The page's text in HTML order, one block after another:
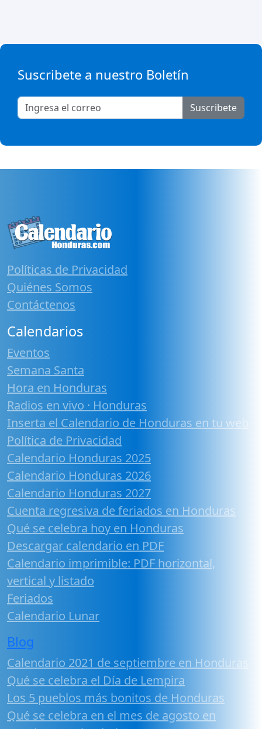
Suscribete a nuestro Boletín
Suscribete
Políticas de Privacidad
Quiénes Somos
Contáctenos
Calendarios
Eventos
Semana Santa
Hora en Honduras
Radios en vivo · Honduras
Inserta el Calendario de Honduras en tu web
Política de Privacidad
Calendario Honduras 2025
Calendario Honduras 2026
Calendario Honduras 2027
Cuenta regresiva de feriados en Honduras
Qué se celebra hoy en Honduras
Descargar calendario en PDF
Calendario imprimible: PDF horizontal,
vertical y listado
Feriados
Calendario Lunar
Blog
Calendario 2021 de septiembre en Honduras
Qué se celebra el Día de Lempira
Los 5 pueblos más bonitos de Honduras
Qué se celebra en el mes de agosto en